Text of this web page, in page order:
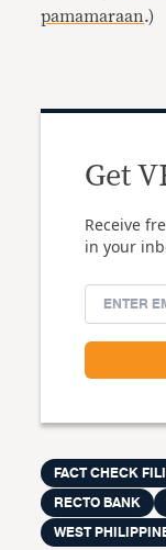
pamamaraan.)
Get
Receive
in your
FACT CHECK
RECTO BANK
WEST